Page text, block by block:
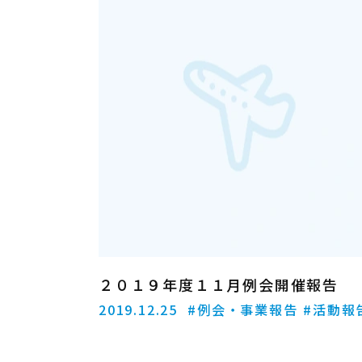
２０１９年度１１月例会開催報告
2019.12.25 #例会・事業報告 #活動報